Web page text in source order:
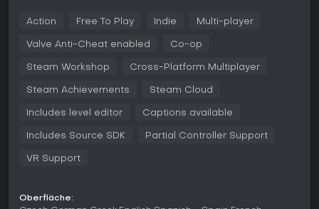
Horror um das Durchqueren zombieverseuchter Gebiete mit
begrenzten Vorräten. Spieler durchsuchen nach rarer
bis zu schnellen Runners bedroht werden. Die
Verwandlung führen und zwingt zu harten Entscheidungen -
suchen. In diesem Coop-Multiplayer-Setup ist Kommunikation
entscheidend, wobei Voice- und Textchat durch Distanz
begrenzt sind und Walkie-Talkies für Koordination empfohlen
werden.
HUD taucht nur bei Bedarf auf, und Spieler müssen anlegen,
um präzise zu schießen - vor allem Kopfschüsse, um
Action Free To Play Indie Multi-player
Valve Anti-Cheat enabled Co-op
Steam Workshop Cross-Platform Multiplayer
Steam Achievements Steam Cloud
Includes level editor Captions available
Includes Source SDK Partial Controller Support
VR Support
Oberfläche: